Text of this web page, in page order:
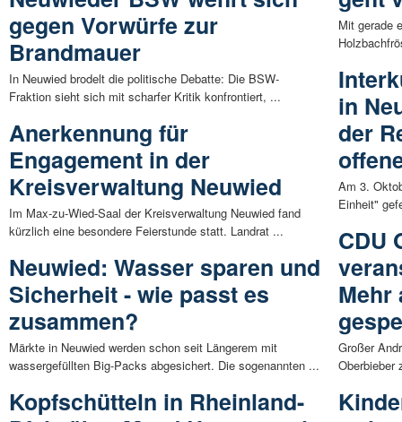
gegen Vorwürfe zur
Brandmauer
In Neuwied brodelt die politische Debatte: Die BSW-
Fraktion sieht sich mit scharfer Kritik konfrontiert, ...
Anerkennung für
Engagement in der
Kreisverwaltung Neuwied
Im Max-zu-Wied-Saal der Kreisverwaltung Neuwied fand
kürzlich eine besondere Feierstunde statt. Landrat ...
Neuwied: Wasser sparen und
Sicherheit - wie passt es
zusammen?
Märkte in Neuwied werden schon seit Längerem mit
wassergefüllten Big-Packs abgesichert. Die sogenannten ...
Kopfschütteln in Rheinland-
Mit gerade
in
der
Am 3.
Einheit"
CDU
Mehr
Großer
Oberbieber